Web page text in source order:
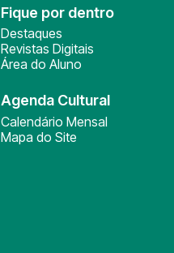
Fique por dentro
Destaques
Revistas Digitais
Área do Aluno
Agenda Cultural
Calendário Mensal
Mapa do Site